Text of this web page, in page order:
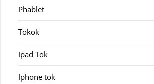
Phablet
Tokok
Ipad Tok
Iphone tok